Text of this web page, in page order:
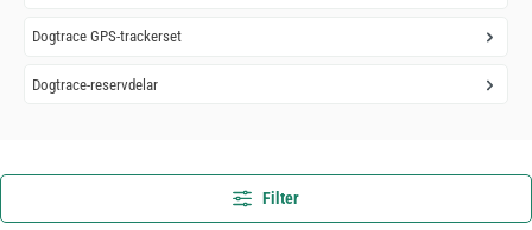
Dogtrace GPS-trackerset
Dogtrace-reservdelar
Filter